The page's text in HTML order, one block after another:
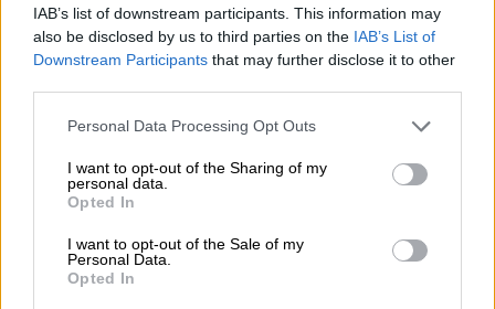
IAB’s list of downstream participants. This information may
also be disclosed by us to third parties on the IAB’s List of
Downstream Participants that may further disclose it to other
Please note that this website/app uses one or more Google
not limited to your visit or usage behaviour. You may click to
grant or deny consent to Google and its third-party tags to
use your data for below specified purposes in below Google
consent section.
Personal Data Processing Opt Outs
I want to opt-out of the Sharing of my
personal data.
Opted In
I want to opt-out of the Sale of my
Personal Data.
Opted In
Σημειώνεται, πως στηΜαλακάσαέχουν
μεταφερθεί 10 ασυνόδευτοι ανήλικοι, ενώ
καταφθάνουνκαθημερινά». Ανάμεσα στους
νεοαφιχθέντες βρίσκονται 30 οικογένειες
με βρέφη και μικρά παιδιά. Μέχρι στιγμής
Αξίζει να σημειωθεί πως η
Ευρωπαϊκή